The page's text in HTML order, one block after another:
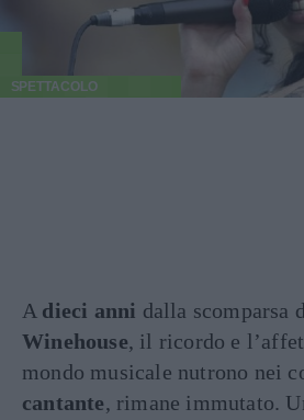
SPETTACOLO
A dieci anni dalla scomparsa
Winehouse, il ricordo e
mondo musicale nutrono nei
cantante, rimane immutato.